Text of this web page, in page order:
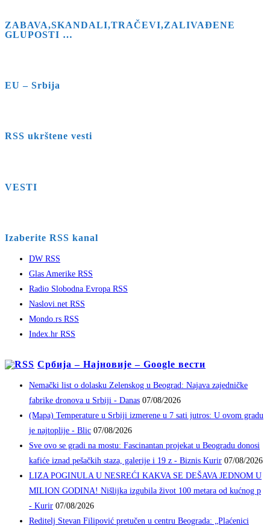
ZABAVA,SKANDALI,TRAČEVI,ZALIVAĐENE
GLUPOSTI …
EU – Srbija
RSS ukrštene vesti
VESTI
Izaberite RSS kanal
DW RSS
Glas Amerike RSS
Radio Slobodna Evropa RSS
Naslovi.net RSS
Mondo.rs RSS
Index.hr RSS
Србија – Најновије – Google вести
Nemački list o dolasku Zelenskog u Beograd: Najava zajedničke
fabrike dronova u Srbiji - Danas 07/08/2026
(Mapa) Temperature u Srbiji izmerene u 7 sati jutros: U ovom gradu
je najtoplije - Blic 07/08/2026
Sve ovo se gradi na mostu: Fascinantan projekat u Beogradu donosi
kafiće iznad pešačkih staza, galerije i 19 z - Biznis Kurir 07/08/2026
LIZA POGINULA U NESREĆI KAKVA SE DEŠAVA JEDNOM U
MILION GODINA! Nišlijka izgubila život 100 metara od kućnog p
- Kurir 07/08/2026
Reditelj Stevan Filipović pretučen u centru Beograda: „Plaćenici